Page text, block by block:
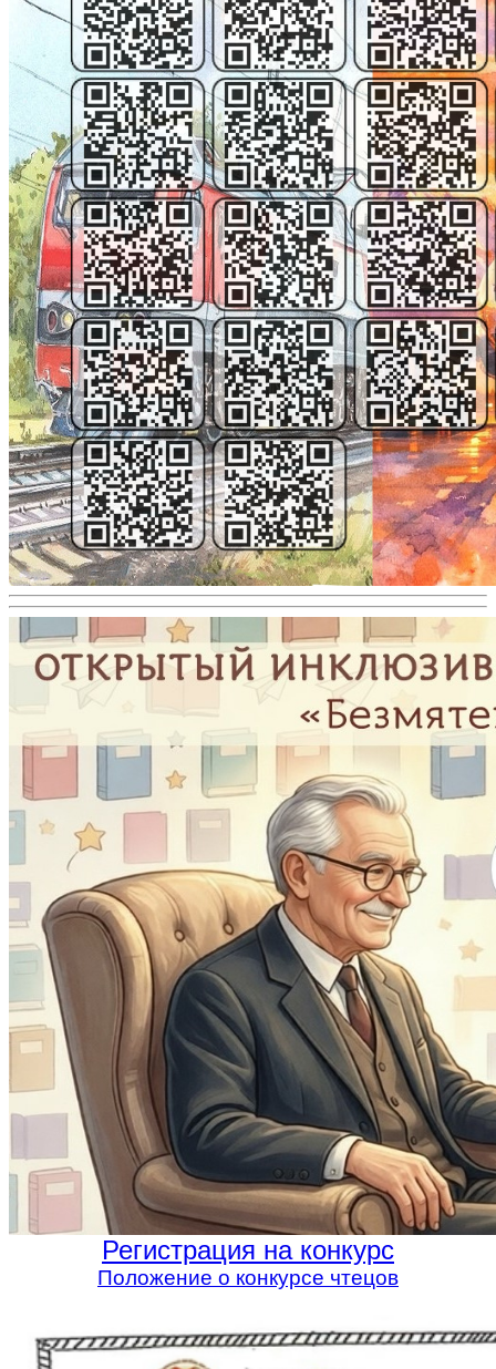
Регистрация на конкурс
Положение о конкурсе чтецов